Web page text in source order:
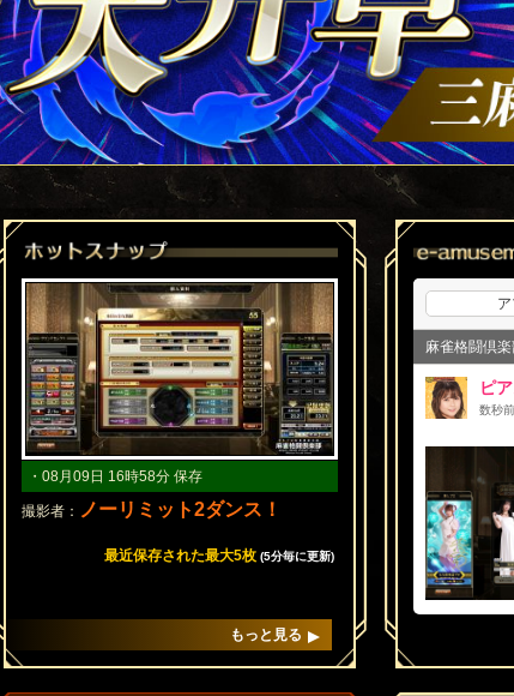
・08月09日 16時58分 保存
撮影者： ノーリミット2ダンス！
・08月09日 16時56分 保存
@69
最近保存された最大5枚 (5分毎に更新)
もっと見る
麻雀格闘倶
ピ
数秒前